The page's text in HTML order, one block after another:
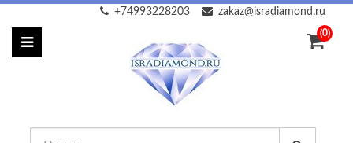
zakaz@isradiamond.ru
+74993228203
(0)